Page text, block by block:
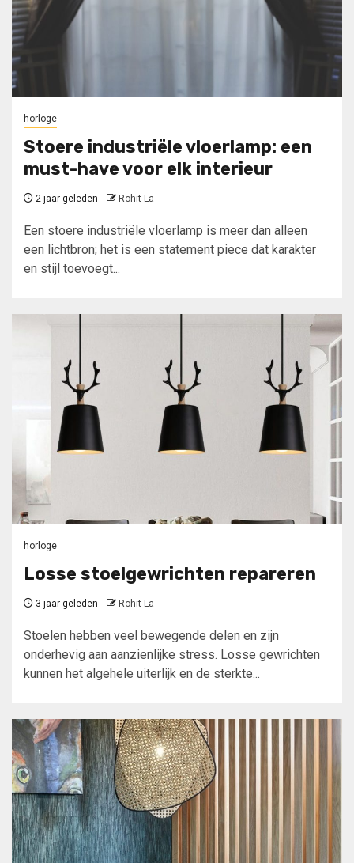
horloge
Stoere industriële vloerlamp: een
must-have voor elk interieur
2 jaar geleden Rohit La
Een stoere industriële vloerlamp is meer dan alleen
een lichtbron; het is een statement piece dat karakter
en stijl toevoegt...
horloge
Losse stoelgewrichten repareren
3 jaar geleden Rohit La
Stoelen hebben veel bewegende delen en zijn
onderhevig aan aanzienlijke stress. Losse gewrichten
kunnen het algehele uiterlijk en de sterkte...